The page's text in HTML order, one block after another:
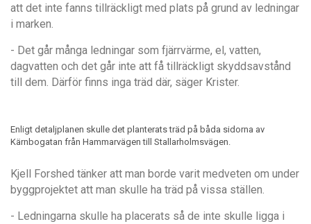
att det inte fanns tillräckligt med plats på grund av ledningar
i marken.
- Det går många ledningar som fjärrvärme, el, vatten,
dagvatten och det går inte att få tillräckligt skyddsavstånd
till dem. Därför finns inga träd där, säger Krister.
Enligt detaljplanen skulle det planterats träd på båda sidorna av
Kärnbogatan från Hammarvägen till Stallarholmsvägen.
Kjell Forshed tänker att man borde varit medveten om under
byggprojektet att man skulle ha träd på vissa ställen.
- Ledningarna skulle ha placerats så de inte skulle ligga i